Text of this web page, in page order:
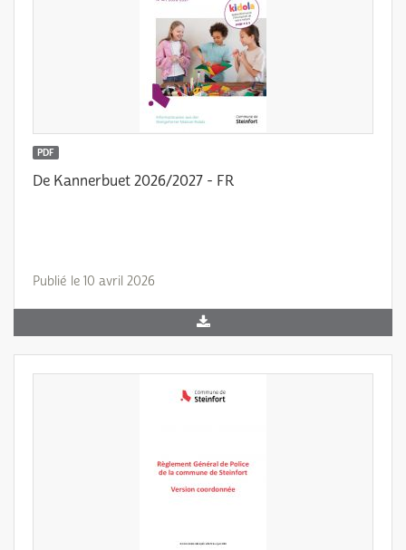
PDF
De Kannerbuet 2026/2027 - FR
Publié le 10 avril 2026